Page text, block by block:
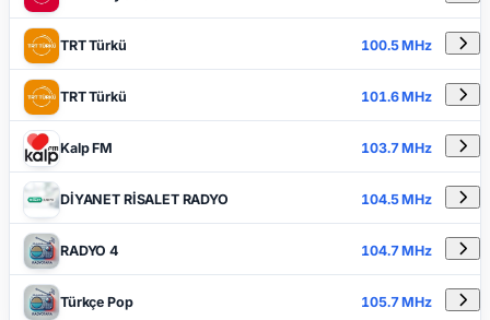
TRT Türkü 100.5 MHz
TRT Türkü 101.6 MHz
Kalp FM 103.7 MHz
DİYANET RİSALET RADYO 104.5 MHz
RADYO 4 104.7 MHz
Türkçe Pop 105.7 MHz